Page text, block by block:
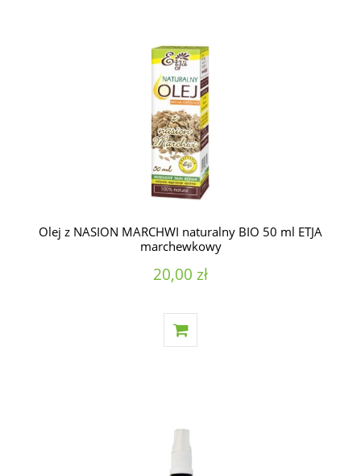
Olej z NASION MARCHWI naturalny BIO 50 ml ETJA
marchewkowy
20,00 zł